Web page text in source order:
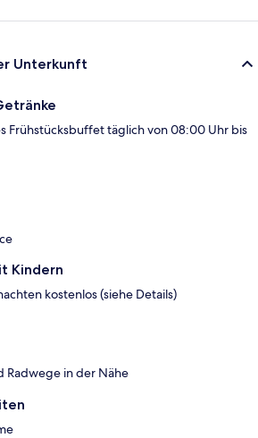
Unterkunft
Frühstücksbuffet täglich von 08:00 Uhr bis
Kindern
kostenlos (siehe Details)
Radwege in der Nähe